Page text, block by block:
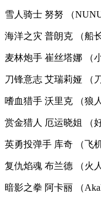
雪人骑士 努努 （NUNU
海洋之灾 普朗克 （船长
麦林炮手 崔丝塔娜 （
刀锋意志 艾瑞莉娅 （
嗜血猎手 沃里克 （狼人
赏金猎人 厄运晓姐 （
英勇投弹手 库奇 （飞机
复仇焰魂 布兰德 （火人
暗影之拳 阿卡丽 （